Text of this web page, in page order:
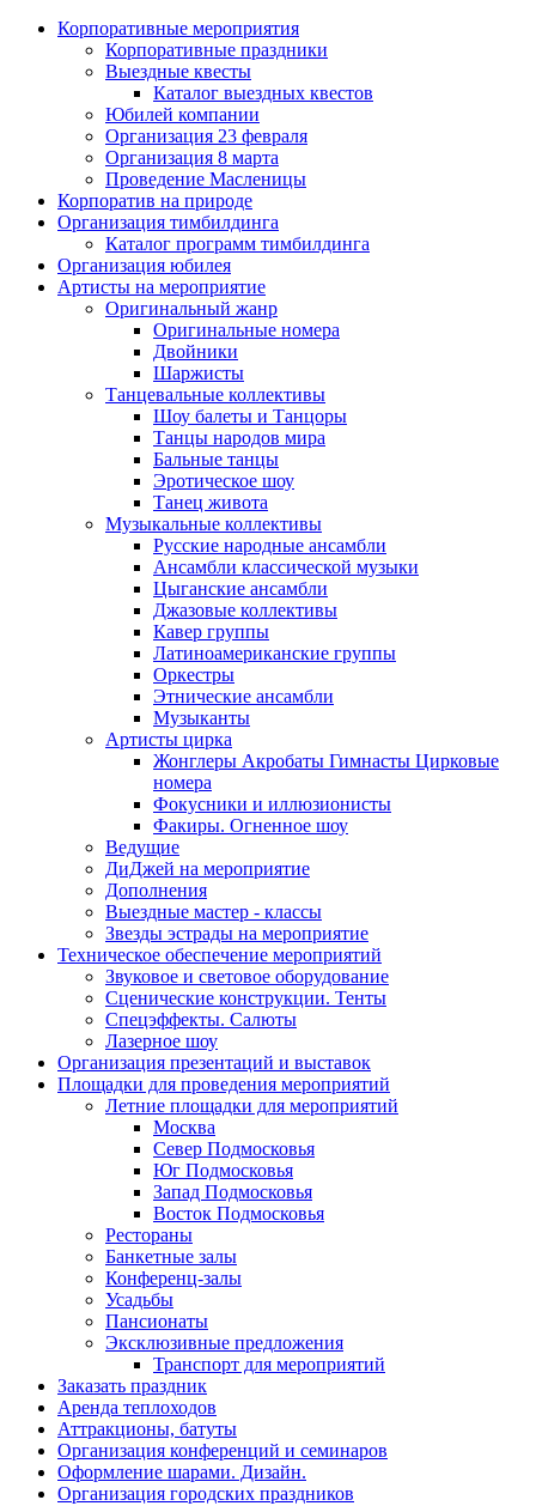
Корпоративные мероприятия
Корпоративные праздники
Выездные квесты
Каталог выездных квестов
Юбилей компании
Организация 23 февраля
Организация 8 марта
Проведение Масленицы
Корпоратив на природе
Организация тимбилдинга
Каталог программ тимбилдинга
Организация юбилея
Артисты на мероприятие
Оригинальный жанр
Оригинальные номера
Двойники
Шаржисты
Танцевальные коллективы
Шоу балеты и Танцоры
Танцы народов мира
Бальные танцы
Эротическое шоу
Танец живота
Музыкальные коллективы
Русские народные ансамбли
Ансамбли классической музыки
Цыганские ансамбли
Джазовые коллективы
Кавер группы
Латиноамериканские группы
Оркестры
Этнические ансамбли
Музыканты
Артисты цирка
Жонглеры Акробаты Гимнасты Цирковые
номера
Фокусники и иллюзионисты
Факиры. Огненное шоу
Ведущие
ДиДжей на мероприятие
Дополнения
Выездные мастер - классы
Звезды эстрады на мероприятие
Техническое обеспечение мероприятий
Звуковое и световое оборудование
Сценические конструкции. Тенты
Спецэффекты. Салюты
Лазерное шоу
Организация презентаций и выставок
Площадки для проведения мероприятий
Летние площадки для мероприятий
Москва
Север Подмосковья
Юг Подмосковья
Запад Подмосковья
Восток Подмосковья
Рестораны
Банкетные залы
Конференц-залы
Усадьбы
Пансионаты
Эксклюзивные предложения
Транспорт для мероприятий
Заказать праздник
Аренда теплоходов
Аттракционы, батуты
Организация конференций и семинаров
Оформление шарами. Дизайн.
Организация городских праздников